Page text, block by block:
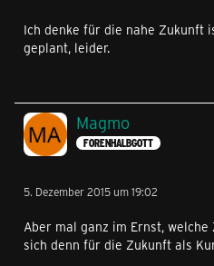
Ich denke für die nahe Zukunft
geplant, leider.
Magmo
FORENHALBGOTT
5. Dezember 2015 um 19:02
Aber mal ganz im Ernst,
sich denn für die Zukunft als